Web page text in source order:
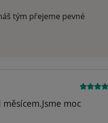
tým přejeme pevné
moc